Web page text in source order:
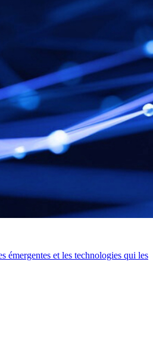
émergentes et les technologies qui les